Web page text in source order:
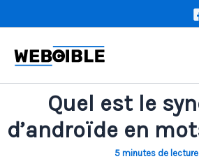
au
Quel est le
d’androïde en
5 minutes de lecture